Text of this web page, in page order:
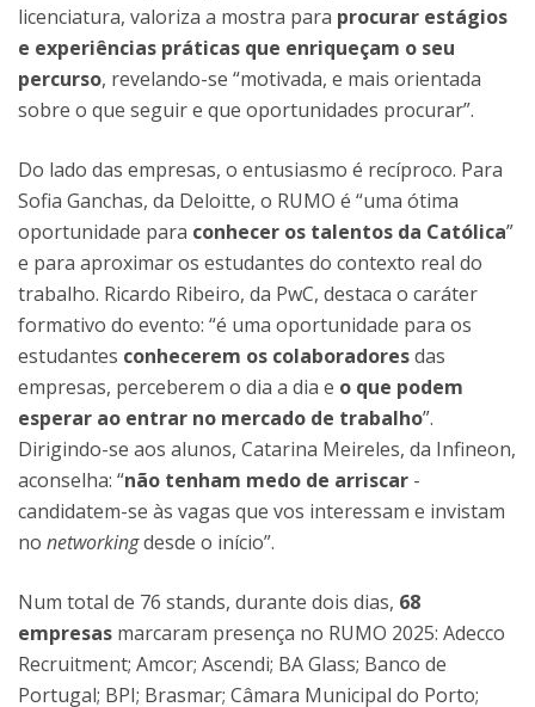
licenciatura, valoriza a mostra para procurar estágios
e experiências práticas que enriqueçam o seu
percurso, revelando-se “motivada, e mais orientada
sobre o que seguir e que oportunidades procurar”.
Do lado das empresas, o entusiasmo é recíproco. Para
Sofia Ganchas, da Deloitte, o RUMO é “uma ótima
oportunidade para conhecer os talentos da Católica”
e para aproximar os estudantes do contexto real do
trabalho. Ricardo Ribeiro, da PwC, destaca o caráter
formativo do evento: “é uma oportunidade para os
estudantes conhecerem os colaboradoresdas
empresas, perceberem o dia a dia e o que podem
esperar ao entrar no mercado de trabalho”.
Dirigindo-se aos alunos, Catarina Meireles, da Infineon,
aconselha: “não tenham medo de arriscar -
candidatem-se às vagas que vos interessam e invistam
no networkingdesde o início”.
Num total de 76 stands, durante dois dias, 68
empresas marcaram presença no RUMO 2025: Adecco
Recruitment; Amcor; Ascendi; BA Glass; Banco de
Portugal; BPI; Brasmar; Câmara Municipal do Porto;